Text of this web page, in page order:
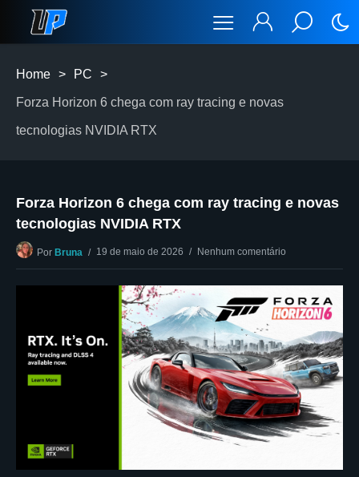
Home > PC >
Forza Horizon 6 chega com ray tracing e novas
tecnologias NVIDIA RTX
Forza Horizon 6 chega com ray tracing e novas
tecnologias NVIDIA RTX
Por Bruna 19 de maio de 2026 Nenhum comentário